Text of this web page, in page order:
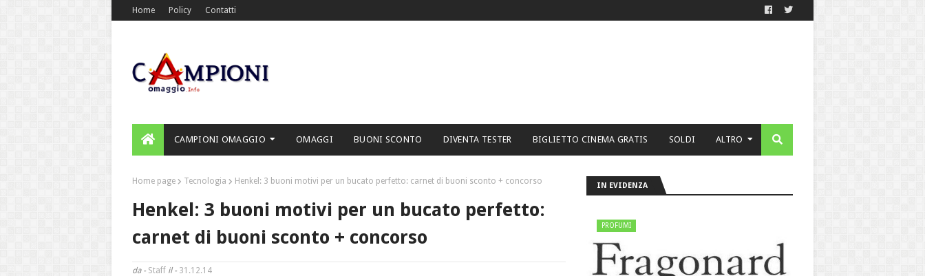
Home Policy Contatti
CAMPIONI OMAGGIO OMAGGI BUONI SCONTO DIVENTA TESTER BIGLIETTO CINEMA GRATIS SOLDI ALTRO
Home page Tecnologia Henkel: 3 buoni motivi per un bucato perfetto: carnet di buoni sconto + concorso
Henkel: 3 buoni motivi per un bucato perfetto:
carnet di buoni sconto + concorso
da - Staff il - 31.12.14
IN EVIDENZA
PROFUMI